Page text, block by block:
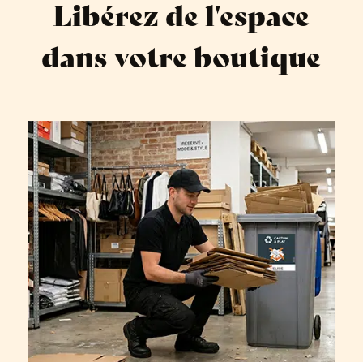
Libérez de l'espace
dans votre boutique